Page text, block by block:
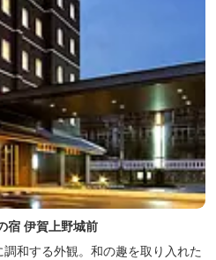
宿 伊賀上野城前
和する外観。和の趣を取り入れた